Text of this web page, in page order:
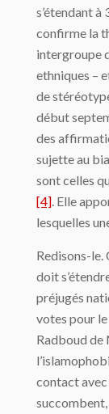
s’étendant à
confirme la
intergroupe
ethniques –
de
début
des
sujette au
sont celles
[4] . Elle
lesquelles
Redisons-
doit
préjugés
votes pour
Radboud de
contact avec